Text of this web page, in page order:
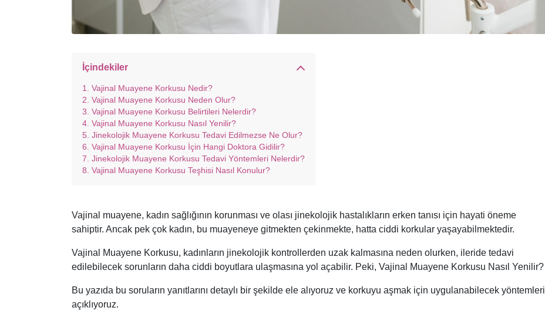
İçindekiler
Vajinal Muayene Korkusu Nedir?
Vajinal Muayene Korkusu Neden Olur?
Vajinal Muayene Korkusu Belirtileri Nelerdir?
Vajinal Muayene Korkusu Nasıl Yenilir?
Jinekolojik Muayene Korkusu Tedavi Edilmezse Ne Olur?
Vajinal Muayene Korkusu İçin Hangi Doktora Gidilir?
Jinekolojik Muayene Korkusu Tedavi Yöntemleri Nelerdir?
Vajinal Muayene Korkusu Teşhisi Nasıl Konulur?
Vajinal muayene, kadın sağlığının korunması ve olası jinekolojik hastalıkların erken tanısı için hayati öneme
sahiptir. Ancak pek çok kadın, bu muayeneye gitmekten çekinmekte, hatta ciddi korkular yaşayabilmektedir.
Vajinal Muayene Korkusu, kadınların jinekolojik kontrollerden uzak kalmasına neden olurken, ileride tedavi
edilebilecek sorunların daha ciddi boyutlara ulaşmasına yol açabilir. Peki, Vajinal Muayene Korkusu Nasıl Yenilir?
Bu yazıda bu soruların yanıtlarını detaylı bir şekilde ele alıyoruz ve korkuyu aşmak için uygulanabilecek yöntemleri
açıklıyoruz.